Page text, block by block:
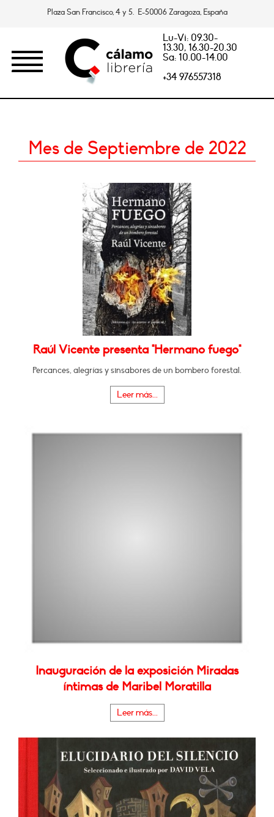
Plaza San Francisco, 4 y 5. E-50006 Zaragoza, España
Lu-Vi: 09.30-
13.30, 16.30-20.30
Sa: 10.00-14.00
+34 976557318
Mes de Septiembre de 2022
Raúl Vicente presenta "Hermano fuego"
Percances, alegrías y sinsabores de un bombero forestal.
Leer más...
Inauguración de la exposición Miradas
íntimas de Maribel Moratilla
Leer más...